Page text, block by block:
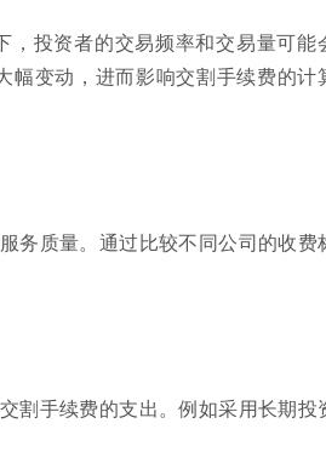
投资者的交易频率和交易量可能
幅变动，进而影响交割手续费的计
务质量。通过比较不同公司的收费
割手续费的支出。例如采用长期投